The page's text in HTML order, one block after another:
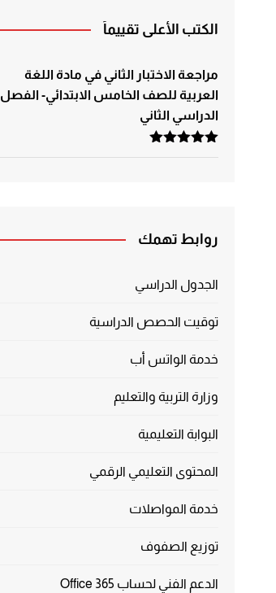
الكتب الأعلى تقييماً
مراجعة الاختبار الثاني في مادة اللغة
العربية للصف الخامس الابتدائي- الفصل
الدراسي الثاني
تم التقييم
روابط تهمك
الجدول الدراسي
توقيت الحصص الدراسية
خدمة الواتس أب
وزارة التربية والتعليم
البوابة التعليمية
المحتوى التعليمي الرقمي
خدمة المواصلات
توزيع الصفوف
الدعم الفني لحساب Office 365